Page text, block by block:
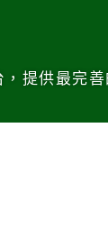
提供最完善